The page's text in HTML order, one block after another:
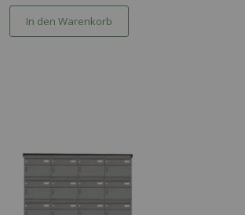
In den Warenkorb